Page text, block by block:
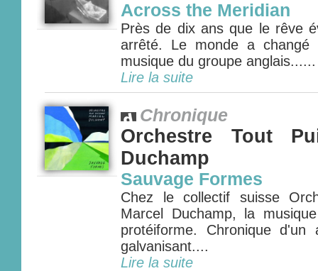
Across the Meridian
Près de dix ans que le rêve
arrêté. Le monde a changé
musique du groupe anglais......
Lire la suite
Chronique
Orchestre Tout
Duchamp
Sauvage Formes
Chez le collectif suisse
Marcel Duchamp, la
protéiforme. Chronique d'un
galvanisant....
Lire la suite